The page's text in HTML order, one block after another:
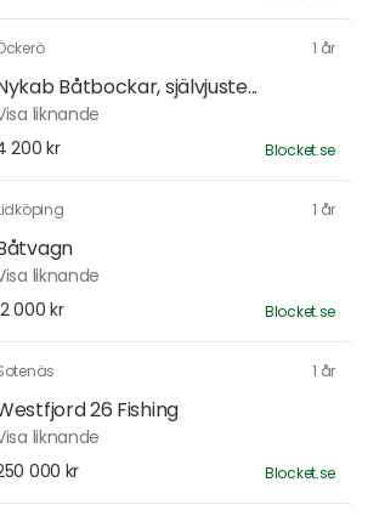
1 år
Båtbockar, självjuste...
liknande
200 kr
Blocket.se
1 år
liknande
000 kr
Blocket.se
1 år
26 Fishing
liknande
000 kr
Blocket.se